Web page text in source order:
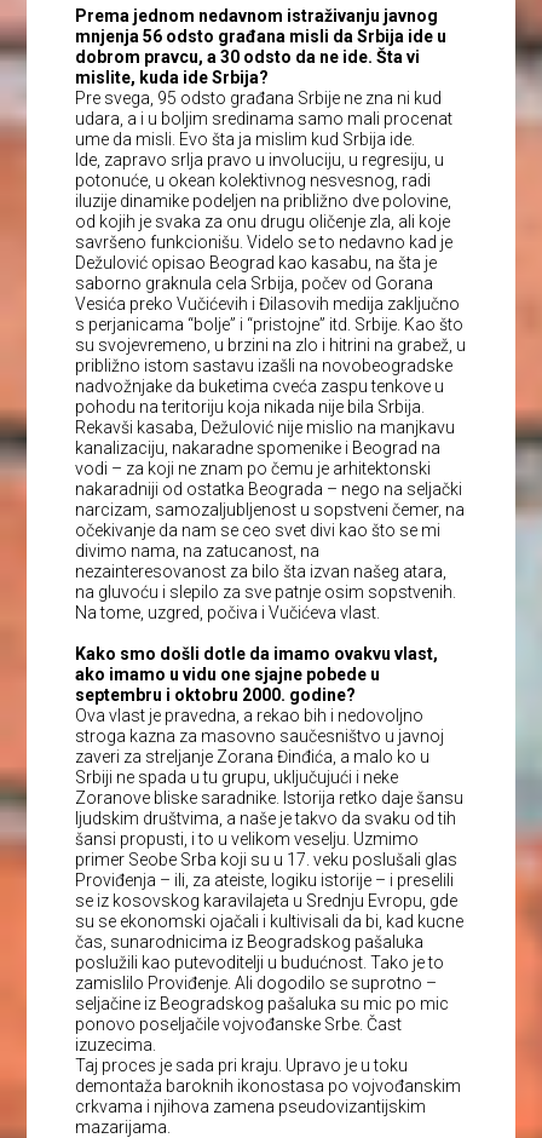
Prema jednom nedavnom istraživanju javnog
mnjenja 56 odsto građana misli da Srbija ide u
dobrom pravcu, a 30 odsto da ne ide. Šta vi
mislite, kuda ide Srbija?
Pre svega, 95 odsto građana Srbije ne zna ni kud
udara, a i u boljim sredinama samo mali procenat
ume da misli. Evo šta ja mislim kud Srbija ide.
Ide, zapravo srlja pravo u involuciju, u regresiju, u
potonuće, u okean kolektivnog nesvesnog, radi
iluzije dinamike podeljen na približno dve polovine,
od kojih je svaka za onu drugu oličenje zla, ali koje
savršeno funkcionišu. Videlo se to nedavno kad je
Dežulović opisao Beograd kao kasabu, na šta je
saborno graknula cela Srbija, počev od Gorana
Vesića preko Vučićevih i Đilasovih medija zaključno
s perjanicama “bolje” i “pristojne” itd. Srbije. Kao što
su svojevremeno, u brzini na zlo i hitrini na grabež, u
približno istom sastavu izašli na novobeogradske
nadvožnjake da buketima cveća zaspu tenkove u
pohodu na teritoriju koja nikada nije bila Srbija.
Rekavši kasaba, Dežulović nije mislio na manjkavu
kanalizaciju, nakaradne spomenike i Beograd na
vodi – za koji ne znam po čemu je arhitektonski
nakaradniji od ostatka Beograda – nego na seljački
narcizam, samozaljubljenost u sopstveni čemer, na
očekivanje da nam se ceo svet divi kao što se mi
divimo nama, na zatucanost, na
nezainteresovanost za bilo šta izvan našeg atara,
na gluvoću i slepilo za sve patnje osim sopstvenih.
Na tome, uzgred, počiva i Vučićeva vlast.
Kako smo došli dotle da imamo ovakvu vlast,
ako imamo u vidu one sjajne pobede u
septembru i oktobru 2000. godine?
Ova vlast je pravedna, a rekao bih i nedovoljno
stroga kazna za masovno saučesništvo u javnoj
zaveri za streljanje Zorana Đinđića, a malo ko u
Srbiji ne spada u tu grupu, uključujući i neke
Zoranove bliske saradnike. Istorija retko daje šansu
ljudskim društvima, a naše je takvo da svaku od tih
šansi propusti, i to u velikom veselju. Uzmimo
primer Seobe Srba koji su u 17. veku poslušali glas
Proviđenja – ili, za ateiste, logiku istorije – i preselili
se iz kosovskog karavilajeta u Srednju Evropu, gde
su se ekonomski ojačali i kultivisali da bi, kad kucne
čas, sunarodnicima iz Beogradskog pašaluka
poslužili kao putevoditelji u budućnost. Tako je to
zamislilo Proviđenje. Ali dogodilo se suprotno –
seljačine iz Beogradskog pašaluka su mic po mic
ponovo poseljačile vojvođanske Srbe. Čast
izuzecima.
Taj proces je sada pri kraju. Upravo je u toku
demontaža baroknih ikonostasa po vojvođanskim
crkvama i njihova zamena pseudovizantijskim
mazarijama.